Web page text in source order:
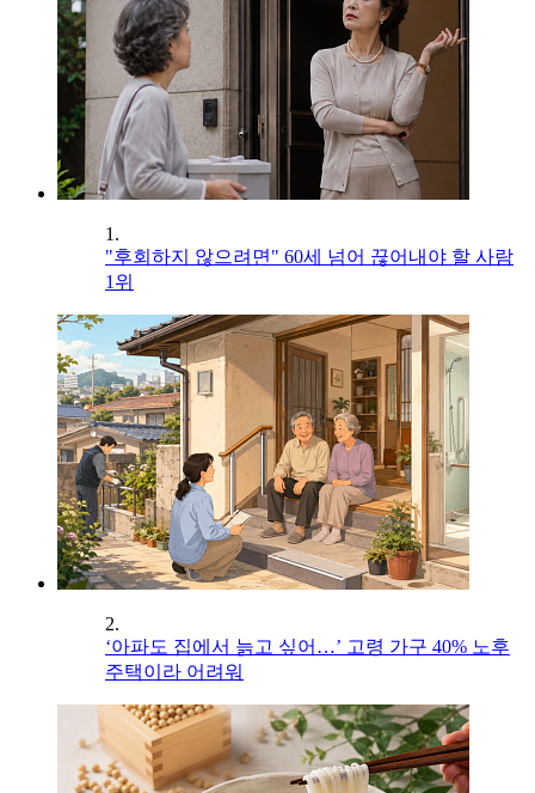
1.
"후회하지 않으려면" 60세 넘어 끊어내야 할 사람
1위
2.
‘아파도 집에서 늙고 싶어…’ 고령 가구 40% 노후
주택이라 어려워